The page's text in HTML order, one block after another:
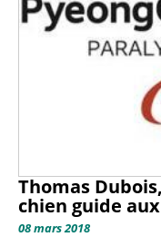
Thomas
chien guide
08 mars 2018